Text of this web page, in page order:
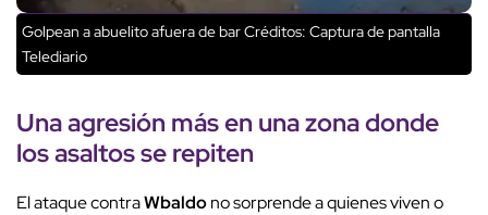
Golpean a abuelito afuera de barCréditos: Captura de pantalla
Telediario
Una agresión más en una zona donde
los asaltos se repiten
El ataque contraWbaldono sorprende a quienes viven o